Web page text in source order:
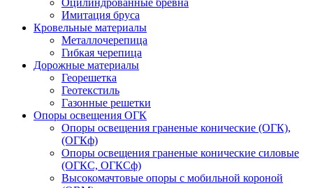
Имитация бруса
Кровельные материалы
Металлочерепица
Гибкая черепица
Дорожные материалы
Георешетка
Геотекстиль
Газонные решетки
Опоры освещения ОГК
Опоры освещения граненые конические (ОГК),
(ОГКф)
Опоры освещения граненые конические силовые
(ОГКС, ОГКСф)
Высокомачтовые опоры с мобильной короной